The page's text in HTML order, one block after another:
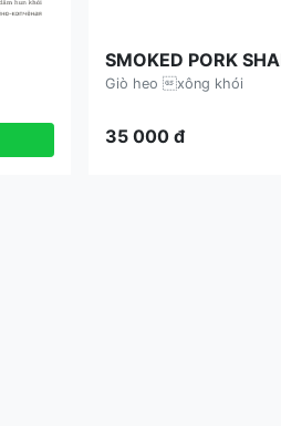
SMOKED PORK
Giò heo xông khói
35 000 đ